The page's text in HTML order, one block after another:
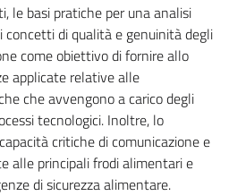
le basi pratiche per una analisi
di qualità e genuinità degli
come obiettivo di fornire allo
applicate relative alle
che avvengono a carico degli
tecnologici. Inoltre, lo
critiche di comunicazione e
alle principali frodi alimentari e
di sicurezza alimentare.